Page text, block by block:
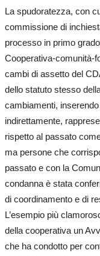
La spudoratezza, con
commissione di
processo in primo
Cooperativa-comunità-
cambi di assetto del
dello statuto stesso
cambiamenti,
indirettamente,
rispetto al passato
ma persone che
passato e con la
condanna è stata
di coordinamento e di
L’esempio più
della cooperativa un
che ha condotto per